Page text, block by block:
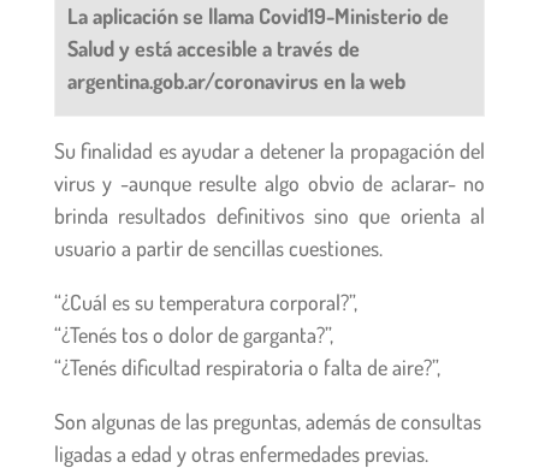
La aplicación se llama Covid19-Ministerio de
Salud y está accesible a través de
argentina.gob.ar/coronavirus en la web
Su finalidad es ayudar a detener la propagación del
virus y -aunque resulte algo obvio de aclarar- no
brinda resultados definitivos sino que orienta al
usuario a partir de sencillas cuestiones.
“¿Cuál es su temperatura corporal?”,
“¿Tenés tos o dolor de garganta?”,
“¿Tenés dificultad respiratoria o falta de aire?”,
Son algunas de las preguntas, además de consultas
ligadas a edad y otras enfermedades previas.